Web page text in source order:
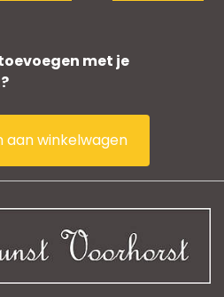
met je
aan winkelwagen